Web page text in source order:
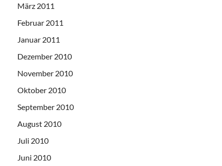
März 2011
Februar 2011
Januar 2011
Dezember 2010
November 2010
Oktober 2010
September 2010
August 2010
Juli 2010
Juni 2010